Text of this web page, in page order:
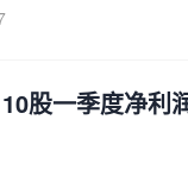
股一季度净利